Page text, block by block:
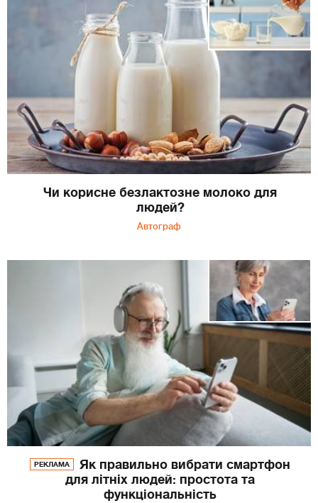
Чи корисне безлактозне молоко для
людей?
Автограф
РЕКЛАМА
Як правильно вибрати смартфон
для літніх людей: простота та
функціональність